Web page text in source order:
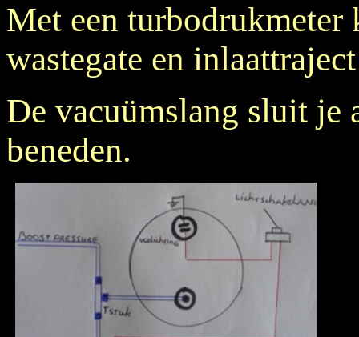
Met een
wastegate en
De vacuümslang sluit je
beneden.